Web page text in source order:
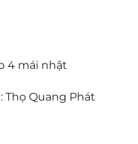
4 mái nhật
Thọ Quang Phát